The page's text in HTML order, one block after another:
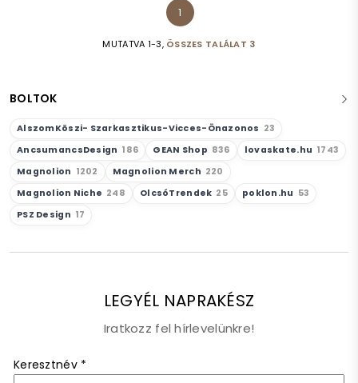
BOLTOK
AlszomKöszi- Szarkasztikus-Vicces-Önazonos 23
AncsumancsDesign 186 GEAN Shop 836 lovaskate.hu 1743
Magnolion 1202 Magnolion Merch 220
Magnolion Niche 248 OlcsóTrendek 25 poklon.hu 53
PSZ Design 17
MUTATVA 1-3, ÖSSZES TALÁLAT 3
1
LEGYÉL NAPRAKÉSZ
Iratkozz fel hírlevelünkre!
Keresztnév *